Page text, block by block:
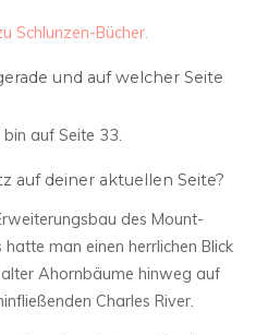
Schlunzen-Bücher.
und auf welcher Seite
auf Seite 33.
auf deiner aktuellen Seite?
des Mount-
man einen herrlichen Blick
Ahornbäume hinweg auf
Charles River.